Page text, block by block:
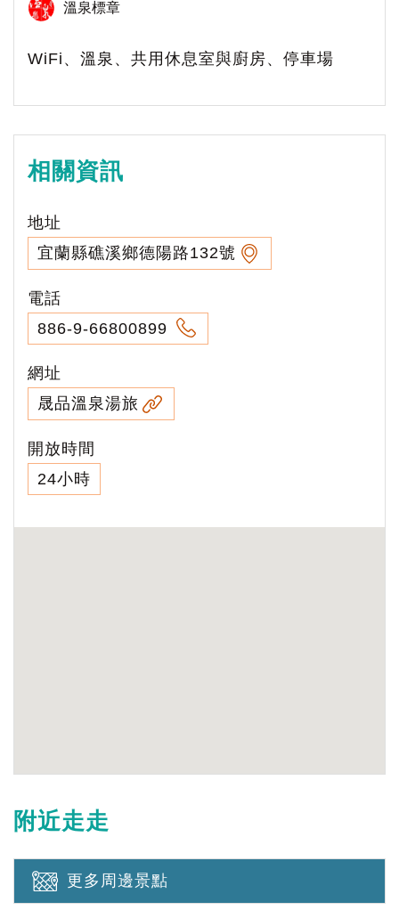
溫泉標章
WiFi、溫泉、共用休息室與廚房、停車場
相關資訊
地址
宜蘭縣礁溪鄉德陽路132號
電話
886-9-66800899
網址
晟品溫泉湯旅
開放時間
24小時
附近走走
更多周邊景點